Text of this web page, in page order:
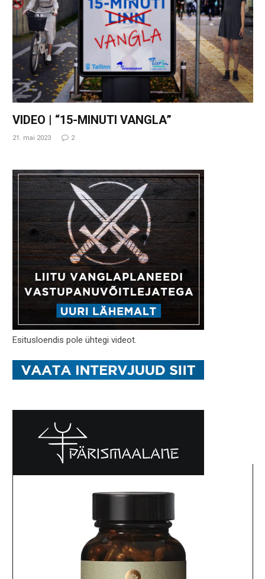
VIDEO | “15-MINUTI VANGLA”
21. mai 2023 2
Esitusloendis pole ühtegi videot.